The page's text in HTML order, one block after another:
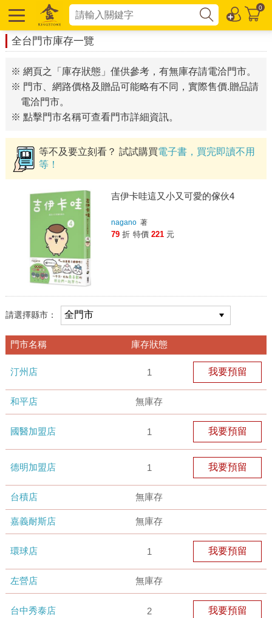
0
全台門市庫存一覽
※ 網頁之「庫存狀態」僅供參考，有無庫存請電洽門市。
※ 門市、網路價格及贈品可能略有不同，實際售價.贈品請
電洽門市。
※ 點擊門市名稱可查看門市詳細資訊。
等不及要立刻看？ 試試購買電子書，買完即讀不用
等！
吉伊卡哇這又小又可愛的傢伙4
nagano 著
79 折 特價 221 元
請選擇縣市：
門市名稱 庫存狀態
汀州店 1 我要預留
和平店 無庫存
國醫加盟店 1 我要預留
德明加盟店 1 我要預留
台積店 無庫存
嘉義耐斯店 無庫存
環球店 1 我要預留
左營店 無庫存
台中秀泰店 2 我要預留